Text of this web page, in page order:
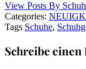
View Posts By
Categories:
Tags Schuhe,
Schreibe